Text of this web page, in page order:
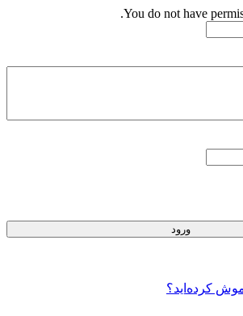
You do not have
کرده‌اید؟